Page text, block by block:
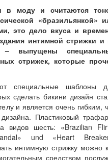
в моду и считаются
«бразильянкой»
это дело вкуса и
интимной стрижки и
выпущены
стрижек, которые
специальные шаблоны
сделать бикини дизайн
и является очень гибким,
Пластиковый
видов шесть: «Brazilian
und «Heart
интимную стрижку можно
средством